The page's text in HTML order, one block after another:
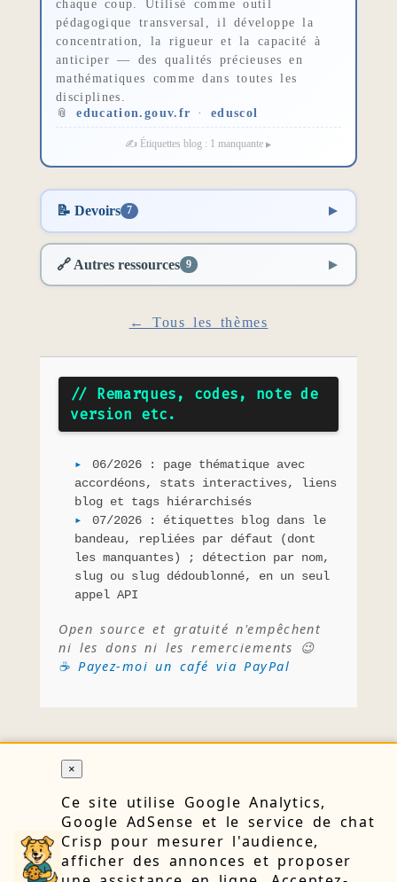
×
Ce site utilise Google Analytics,
Google AdSense et le service de chat
Crisp pour mesurer l'audience,
afficher des annonces et proposer
chaque coup. Utilisé comme outil
pédagogique transversal, il développe la
concentration, la rigueur et la capacité à
anticiper — des qualités précieuses en
mathématiques comme dans toutes les
disciplines.
📎education.gouv.fr · eduscol
✍️ Étiquettes blog : 1 manquante
📝 Devoirs 7
🔗 Autres ressources 9
← Tous les thèmes
// Remarques, codes, note de
version etc.
06/2026 : page thématique avec
accordéons, stats interactives, liens
blog et tags hiérarchisés
07/2026 : étiquettes blog dans le
bandeau, repliées par défaut (dont
les manquantes) ; détection par nom,
slug ou slug dédoublonné, en un seul
appel API
Open source et gratuité n'empêchent
ni les dons ni les remerciements 😉
☕ Payez-moi un café via PayPal
🔒 Confidentialité👤 À propos📝 Blog
📧 Contact
⚙️ Cookies